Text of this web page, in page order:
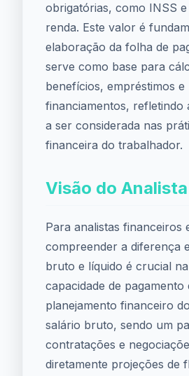
obrigatórias, como INSS
renda. Este valor é
elaboração da folha de
serve como base para
benefícios, empréstimos e
financiamentos, refletindo
a ser considerada nas
financeira do trabalhador.
Visão do Analista
Para analistas financeiros
compreender a diferença
bruto e líquido é crucial
capacidade de pagamento
planejamento financeiro
salário bruto, sendo um
contratações e
diretamente projeções de